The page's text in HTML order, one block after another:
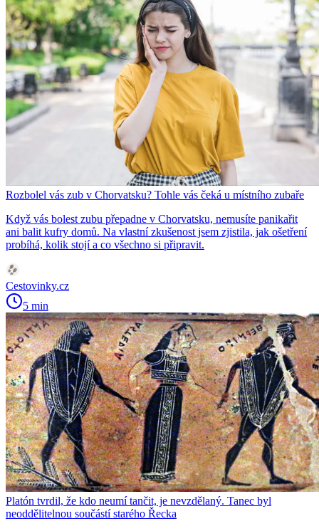
Rozbolel vás zub v Chorvatsku? Tohle vás čeká u místního zubaře
Když vás bolest zubu přepadne v Chorvatsku, nemusíte panikařit
ani balit kufry domů. Na vlastní zkušenost jsem zjistila, jak ošetření
probíhá, kolik stojí a co všechno si připravit.
Cestovinky.cz
5 min
Platón tvrdil, že kdo neumí tančit, je nevzdělaný. Tanec byl
neoddělitelnou součástí starého Řecka